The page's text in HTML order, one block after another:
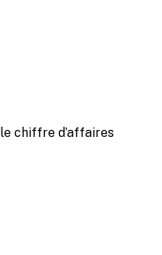
chiffre d’affaires